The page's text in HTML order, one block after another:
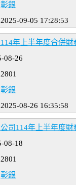
彰銀
09-05 17:28:53
年上半年度合併財
08-26
彰銀
08-26 16:35:58
司114年上半年度
08-18
彰銀